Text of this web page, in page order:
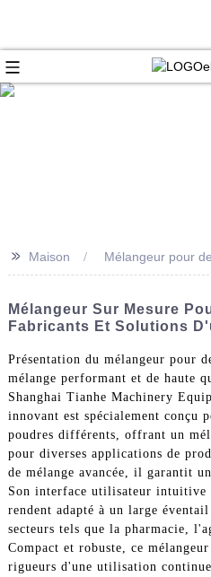
>> Maison Mélangeur pour
Mélangeur Sur Mesure
Fabricants Et Solutions
Présentation du mélangeur pour
mélange performant et de haute
Shanghai Tianhe Machinery
innovant est spécialement conçu
poudres différents, offrant un
pour diverses applications de
de mélange avancée, il garantit
Son interface utilisateur intuitive
rendent adapté à un large
secteurs tels que la pharmacie,
Compact et robuste, ce
rigueurs d'une utilisation